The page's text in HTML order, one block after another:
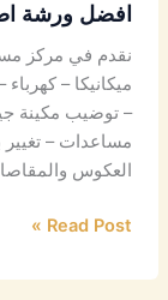
افضل ورشة
نقدم في مركز
ميكانيكا –
– توضيب مكينة
مساعدات –
العكوس
Read Post »